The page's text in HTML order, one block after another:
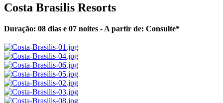
Costa Brasilis Resorts
Duração: 08 dias e 07 noites - A partir de: Consulte*